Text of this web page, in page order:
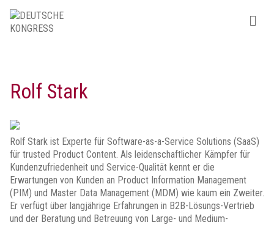
Rolf Stark
Rolf Stark ist Experte für Software-as-a-Service Solutions (SaaS)
für trusted Product Content. Als leidenschaftlicher Kämpfer für
Kundenzufriedenheit und Service-Qualität kennt er die
Erwartungen von Kunden an Product Information Management
(PIM) und Master Data Management (MDM) wie kaum ein Zweiter.
Er verfügt über langjährige Erfahrungen in B2B-Lösungs-Vertrieb
und der Beratung und Betreuung von Large- und Medium-